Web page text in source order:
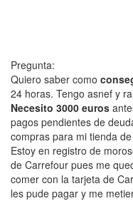
Pregunta:
Quiero saber como
24 horas. Tengo asnef y
Necesito 3000 euros
pagos pendientes de
compras para mi tienda
Estoy en registro de
de Carrefour pues me
comer con la tarjeta de
les pude pagar y me